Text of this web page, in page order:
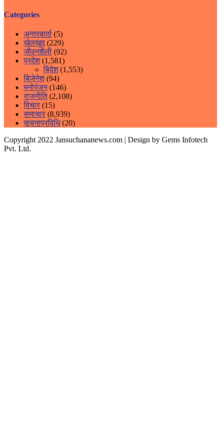
Categories
अन्तरबार्ता (5)
खेलखुद(229)
जीवनशैली (92)
प्रदेश(1,581)
बिदेश(1,553)
बिजेनेश(94)
मनोरंजन(146)
राजनीति(2,108)
विचार(15)
समाचार(8,939)
सूचनाप्रविधि(20)
Copyright 2022 Jansuchananews.com | Design by Gems Infotech
Pvt. Ltd.